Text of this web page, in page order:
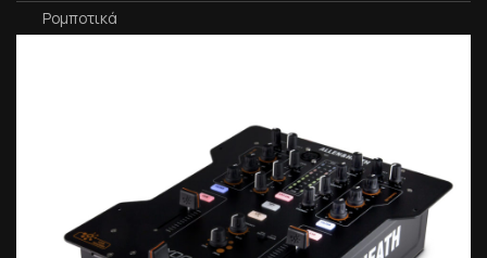
Ρομποτικά